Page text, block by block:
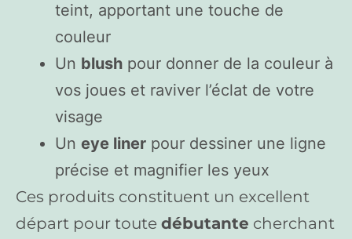
teint, apportant une touche de
couleur
Un blush pour donner de la couleur à
vos joues et raviver l’éclat de votre
visage
Un eye liner pour dessiner une ligne
précise et magnifier les yeux
Ces produits constituent un excellent
départ pour toute débutante cherchant